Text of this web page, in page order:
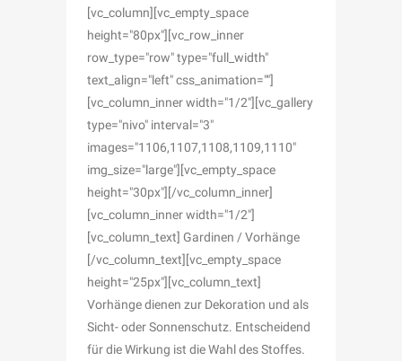
[vc_column][vc_empty_space
height="80px"][vc_row_inner
row_type="row" type="full_width"
text_align="left" css_animation=""]
[vc_column_inner width="1/2"][vc_gallery
type="nivo" interval="3"
images="1106,1107,1108,1109,1110"
img_size="large"][vc_empty_space
height="30px"][/vc_column_inner]
[vc_column_inner width="1/2"]
[vc_column_text] Gardinen / Vorhänge
[/vc_column_text][vc_empty_space
height="25px"][vc_column_text]
Vorhänge dienen zur Dekoration und als
Sicht- oder Sonnenschutz. Entscheidend
für die Wirkung ist die Wahl des Stoffes.